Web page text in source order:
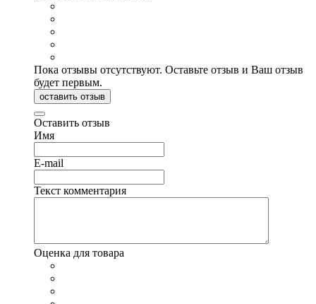
Пока отзывы отсутствуют. Оставьте отзыв и Ваш отзыв
будет первым.
оставить отзыв
Оставить отзыв
Имя
E-mail
Текст комментария
Оценка для товара